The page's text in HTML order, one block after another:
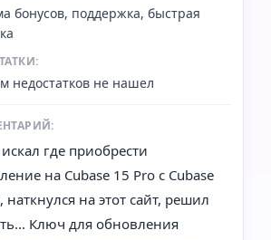
бонусов, поддержка, быстрая
недостатков не нашел
где приобрести
на Cubase 15 Pro с Cubase
наткнулся на этот сайт, решил
Ключ для обновления